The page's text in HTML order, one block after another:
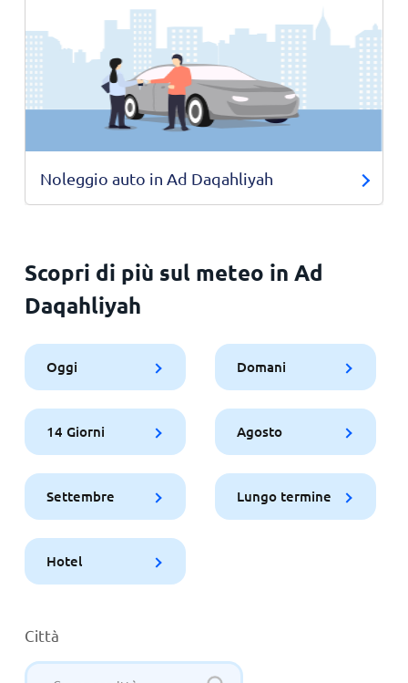
Noleggio auto in Ad Daqahliyah
Scopri di più sul meteo in Ad
Daqahliyah
Oggi Domani
14 Giorni Agosto
Settembre Lungo termine
Hotel
Città